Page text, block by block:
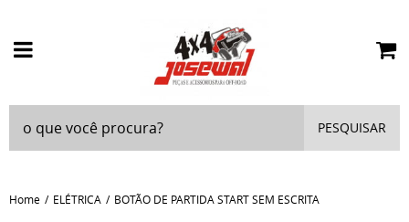
PESQUISAR
Home ELÉTRICA BOTÃO DE PARTIDA START SEM ESCRITA